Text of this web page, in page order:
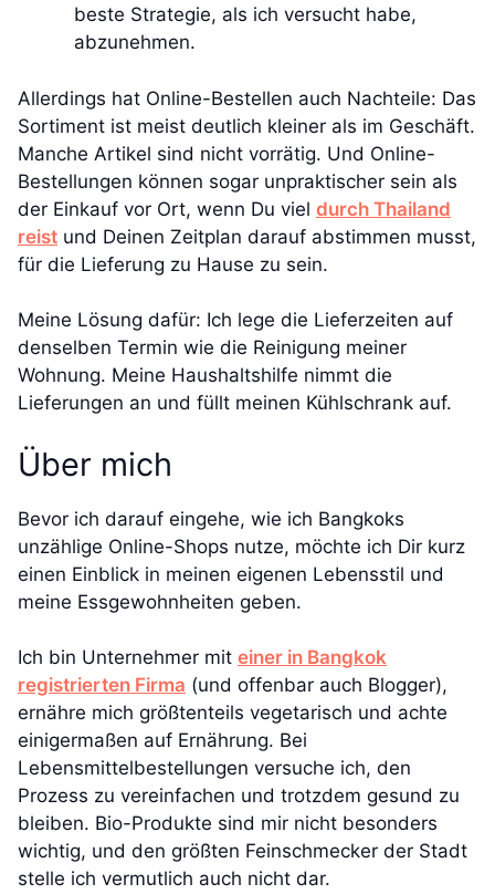
beste Strategie, als ich versucht habe,
abzunehmen.
Allerdings hat Online-Bestellen auch Nachteile: Das
Sortiment ist meist deutlich kleiner als im Geschäft.
Manche Artikel sind nicht vorrätig. Und Online-
Bestellungen können sogar unpraktischer sein als
der Einkauf vor Ort, wenn Du viel durch Thailand
reist und Deinen Zeitplan darauf abstimmen musst,
für die Lieferung zu Hause zu sein.
Meine Lösung dafür: Ich lege die Lieferzeiten auf
denselben Termin wie die Reinigung meiner
Wohnung. Meine Haushaltshilfe nimmt die
Lieferungen an und füllt meinen Kühlschrank auf.
Über mich
Bevor ich darauf eingehe, wie ich Bangkoks
unzählige Online-Shops nutze, möchte ich Dir kurz
einen Einblick in meinen eigenen Lebensstil und
meine Ess­gewohnheiten geben.
Ich bin Unternehmer mit einer in Bangkok
registrierten Firma (und offenbar auch Blogger),
ernähre mich größtenteils vegetarisch und achte
einigermaßen auf Ernährung. Bei
Lebensmittelbestellungen versuche ich, den
Prozess zu vereinfachen und trotzdem gesund zu
bleiben. Bio-Produkte sind mir nicht besonders
wichtig, und den größten Feinschmecker der Stadt
stelle ich vermutlich auch nicht dar.